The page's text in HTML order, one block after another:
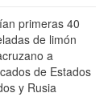
primeras 40
de limón
a
de Estados
y Rusia